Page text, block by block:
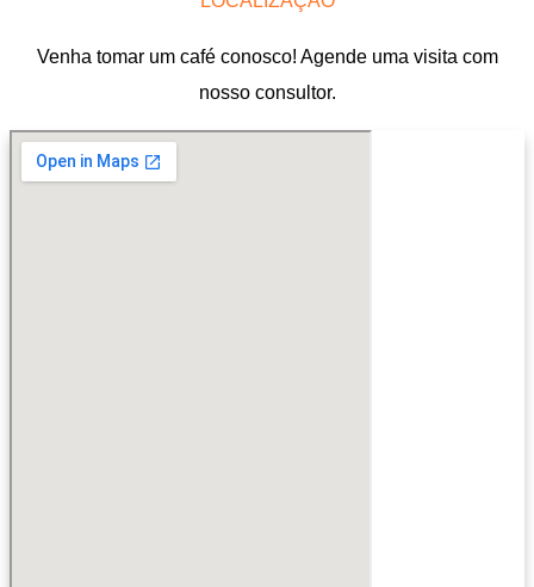
Venha tomar um café conosco! Agende uma visita com
nosso consultor.